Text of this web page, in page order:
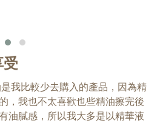
我比較少去購入的產品，因為精
，我也不太喜歡也些精油擦完後
油膩感，所以我大多是以精華液